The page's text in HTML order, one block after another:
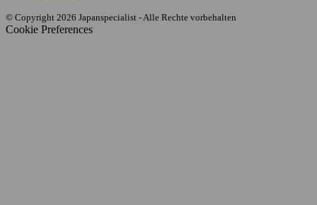
© Copyright 2026 Japanspecialist - Alle Rechte vorbehalten
Cookie Preferences